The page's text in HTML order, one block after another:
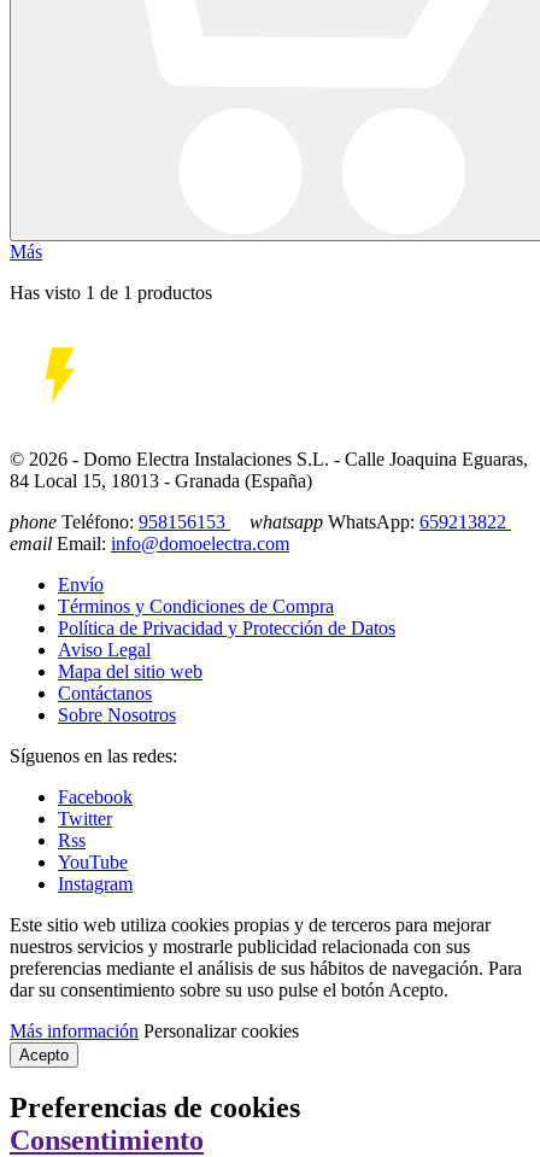
Más
Has visto 1 de 1 productos
© 2026 - Domo Electra Instalaciones S.L. - Calle Joaquina Eguaras,
84 Local 15, 18013 - Granada (España)
phone Teléfono: 958156153 whatsapp WhatsApp: 659213822
email Email: info@domoelectra.com
Envío
Términos y Condiciones de Compra
Política de Privacidad y Protección de Datos
Aviso Legal
Mapa del sitio web
Contáctanos
Sobre Nosotros
Síguenos en las redes:
Facebook
Twitter
Rss
YouTube
Instagram
Este sitio web utiliza cookies propias y de terceros para mejorar
nuestros servicios y mostrarle publicidad relacionada con sus
preferencias mediante el análisis de sus hábitos de navegación. Para
dar su consentimiento sobre su uso pulse el botón Acepto.
Más información Personalizar cookies
Acepto
Preferencias de cookies
Consentimiento